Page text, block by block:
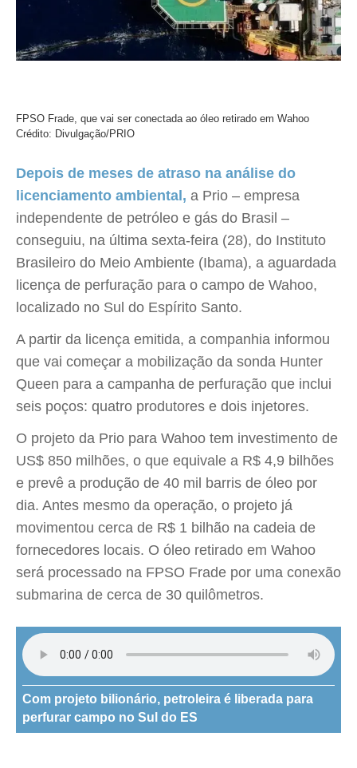
FPSO Frade, que vai ser conectada ao óleo retirado em Wahoo
Crédito: Divulgação/PRIO
Depois de meses de atraso na análise do
licenciamento ambiental, a Prio – empresa
independente de petróleo e gás do Brasil –
conseguiu, na última sexta-feira (28), do Instituto
Brasileiro do Meio Ambiente (Ibama), a aguardada
licença de perfuração para o campo de Wahoo,
localizado no Sul do Espírito Santo.
A partir da licença emitida, a companhia informou
que vai começar a mobilização da sonda Hunter
Queen para a campanha de perfuração que inclui
seis poços: quatro produtores e dois injetores.
O projeto da Prio para Wahoo tem investimento de
US$ 850 milhões, o que equivale a R$ 4,9 bilhões
e prevê a produção de 40 mil barris de óleo por
dia. Antes mesmo da operação, o projeto já
movimentou cerca de R$ 1 bilhão na cadeia de
fornecedores locais. O óleo retirado em Wahoo
será processado na FPSO Frade por uma conexão
submarina de cerca de 30 quilômetros.
Com projeto bilionário, petroleira é liberada para
perfurar campo no Sul do ES